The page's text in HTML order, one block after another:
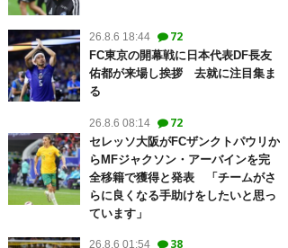
26.8.6 18:44 72
FC東京の開幕戦に日本代表DF長友
佑都が来場し挨拶 去就に注目集ま
る
26.8.6 08:14 72
セレッソ大阪がFCザンクトパウリか
らMFジャクソン・アーバインを完
全移籍で獲得と発表 「チームがさ
らに良くなる手助けをしたいと思っ
ています」
26.8.6 01:54 38